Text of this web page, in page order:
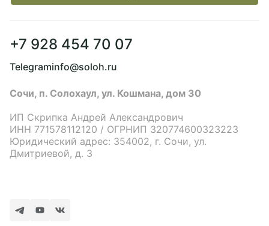
+7 928 454 70 07
Telegraminfo@soloh.ru
Сочи, п. Солохаул, ул. Кошмана, дом 30
ИП Скрипка Андрей Александрович
ИНН 771578112120 / ОГРНИП 320774600323223
Юридический адрес: 354002, г. Сочи, ул.
Дмитриевой, д. 3